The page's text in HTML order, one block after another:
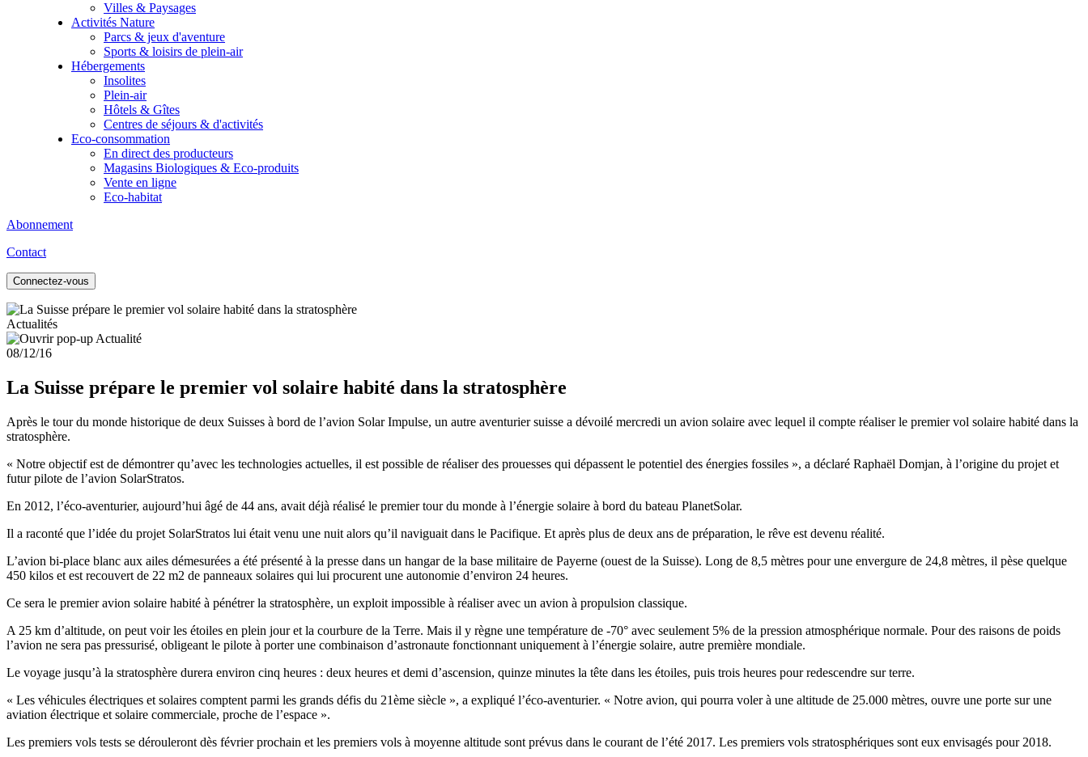
Villes & Paysages
Activités Nature
Parcs & jeux d'aventure
Sports & loisirs de plein-air
Hébergements
Insolites
Plein-air
Hôtels & Gîtes
Centres de séjours & d'activités
Eco-consommation
En direct des producteurs
Magasins Biologiques & Eco-produits
Vente en ligne
Eco-habitat
Abonnement
Contact
Connectez-vous
Actualités
08/12/16
La Suisse prépare le premier vol solaire habité dans la stratosphère
Après le tour du monde historique de deux Suisses à bord de l’avion Solar Impulse, un autre aventurier suisse a dévoilé mercredi un avion solaire avec lequel il compte réaliser le premier vol solaire habité dans la
stratosphère.
« Notre objectif est de démontrer qu’avec les technologies actuelles, il est possible de réaliser des prouesses qui dépassent le potentiel des énergies fossiles », a déclaré Raphaël Domjan, à l’origine du projet et
futur pilote de l’avion SolarStratos.
En 2012, l’éco-aventurier, aujourd’hui âgé de 44 ans, avait déjà réalisé le premier tour du monde à l’énergie solaire à bord du bateau PlanetSolar.
Il a raconté que l’idée du projet SolarStratos lui était venu une nuit alors qu’il naviguait dans le Pacifique. Et après plus de deux ans de préparation, le rêve est devenu réalité.
L’avion bi-place blanc aux ailes démesurées a été présenté à la presse dans un hangar de la base militaire de Payerne (ouest de la Suisse). Long de 8,5 mètres pour une envergure de 24,8 mètres, il pèse quelque
450 kilos et est recouvert de 22 m2 de panneaux solaires qui lui procurent une autonomie d’environ 24 heures.
Ce sera le premier avion solaire habité à pénétrer la stratosphère, un exploit impossible à réaliser avec un avion à propulsion classique.
A 25 km d’altitude, on peut voir les étoiles en plein jour et la courbure de la Terre. Mais il y règne une température de -70° avec seulement 5% de la pression atmosphérique normale. Pour des raisons de poids
l’avion ne sera pas pressurisé, obligeant le pilote à porter une combinaison d’astronaute fonctionnant uniquement à l’énergie solaire, autre première mondiale.
Le voyage jusqu’à la stratosphère durera environ cinq heures : deux heures et demi d’ascension, quinze minutes la tête dans les étoiles, puis trois heures pour redescendre sur terre.
« Les véhicules électriques et solaires comptent parmi les grands défis du 21ème siècle », a expliqué l’éco-aventurier. « Notre avion, qui pourra voler à une altitude de 25.000 mètres, ouvre une porte sur une
aviation électrique et solaire commerciale, proche de l’espace ».
Les premiers vols tests se dérouleront dès février prochain et les premiers vols à moyenne altitude sont prévus dans le courant de l’été 2017. Les premiers vols stratosphériques sont eux envisagés pour 2018.